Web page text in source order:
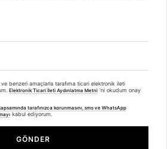
merterelektronik.com
Kredi kartı bilgileriniz 256bit SSL sertifikası ile
ve benzeri amaçlarla tarafıma ticari elektronik ileti
Elektronik Ticari İleti Aydınlatma Metni 'ni okudum onay
tarafınızca korunmasını, sms ve WhatsApp
kabul ediyorum.
GÖNDER